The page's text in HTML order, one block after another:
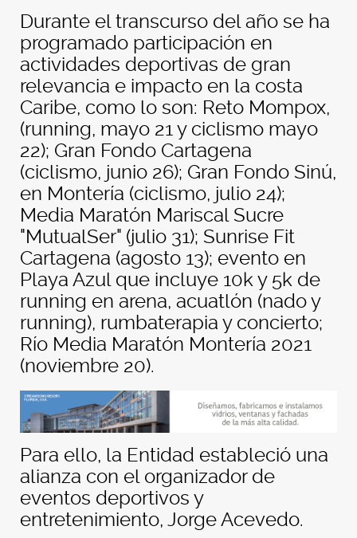
Durante el transcurso del año se ha
programado participación en
actividades deportivas de gran
relevancia e impacto en la costa
Caribe, como lo son: Reto Mompox,
(running, mayo 21 y ciclismo mayo
22); Gran Fondo Cartagena
(ciclismo, junio 26); Gran Fondo Sinú,
en Montería (ciclismo, julio 24);
Media Maratón Mariscal Sucre
"MutualSer" (julio 31); Sunrise Fit
Cartagena (agosto 13); evento en
Playa Azul que incluye 10k y 5k de
running en arena, acuatlón (nado y
running), rumbaterapia y concierto;
Río Media Maratón Montería 2021
(noviembre 20).
Para ello, la Entidad estableció una
alianza con el organizador de
eventos deportivos y
entretenimiento, Jorge Acevedo.